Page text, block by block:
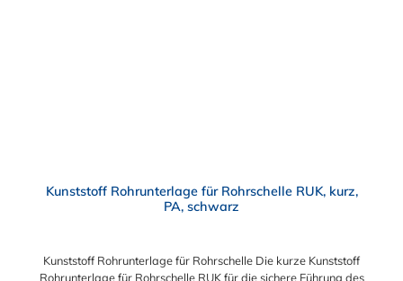
Kunststoff Rohrunterlage für Rohrschelle RUK, kurz,
PA, schwarz
Kunststoff Rohrunterlage für Rohrschelle Die kurze Kunststoff
Rohrunterlage für Rohrschelle RUK für die sichere Führung des